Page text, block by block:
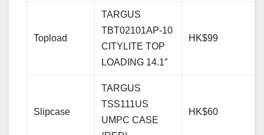
Topload
TARGUS
TBT02101AP-10
CITYLITE TOP
LOADING 14.1″
HK$99
Slipcase
TARGUS
TSS111US
UMPC CASE
HK$60